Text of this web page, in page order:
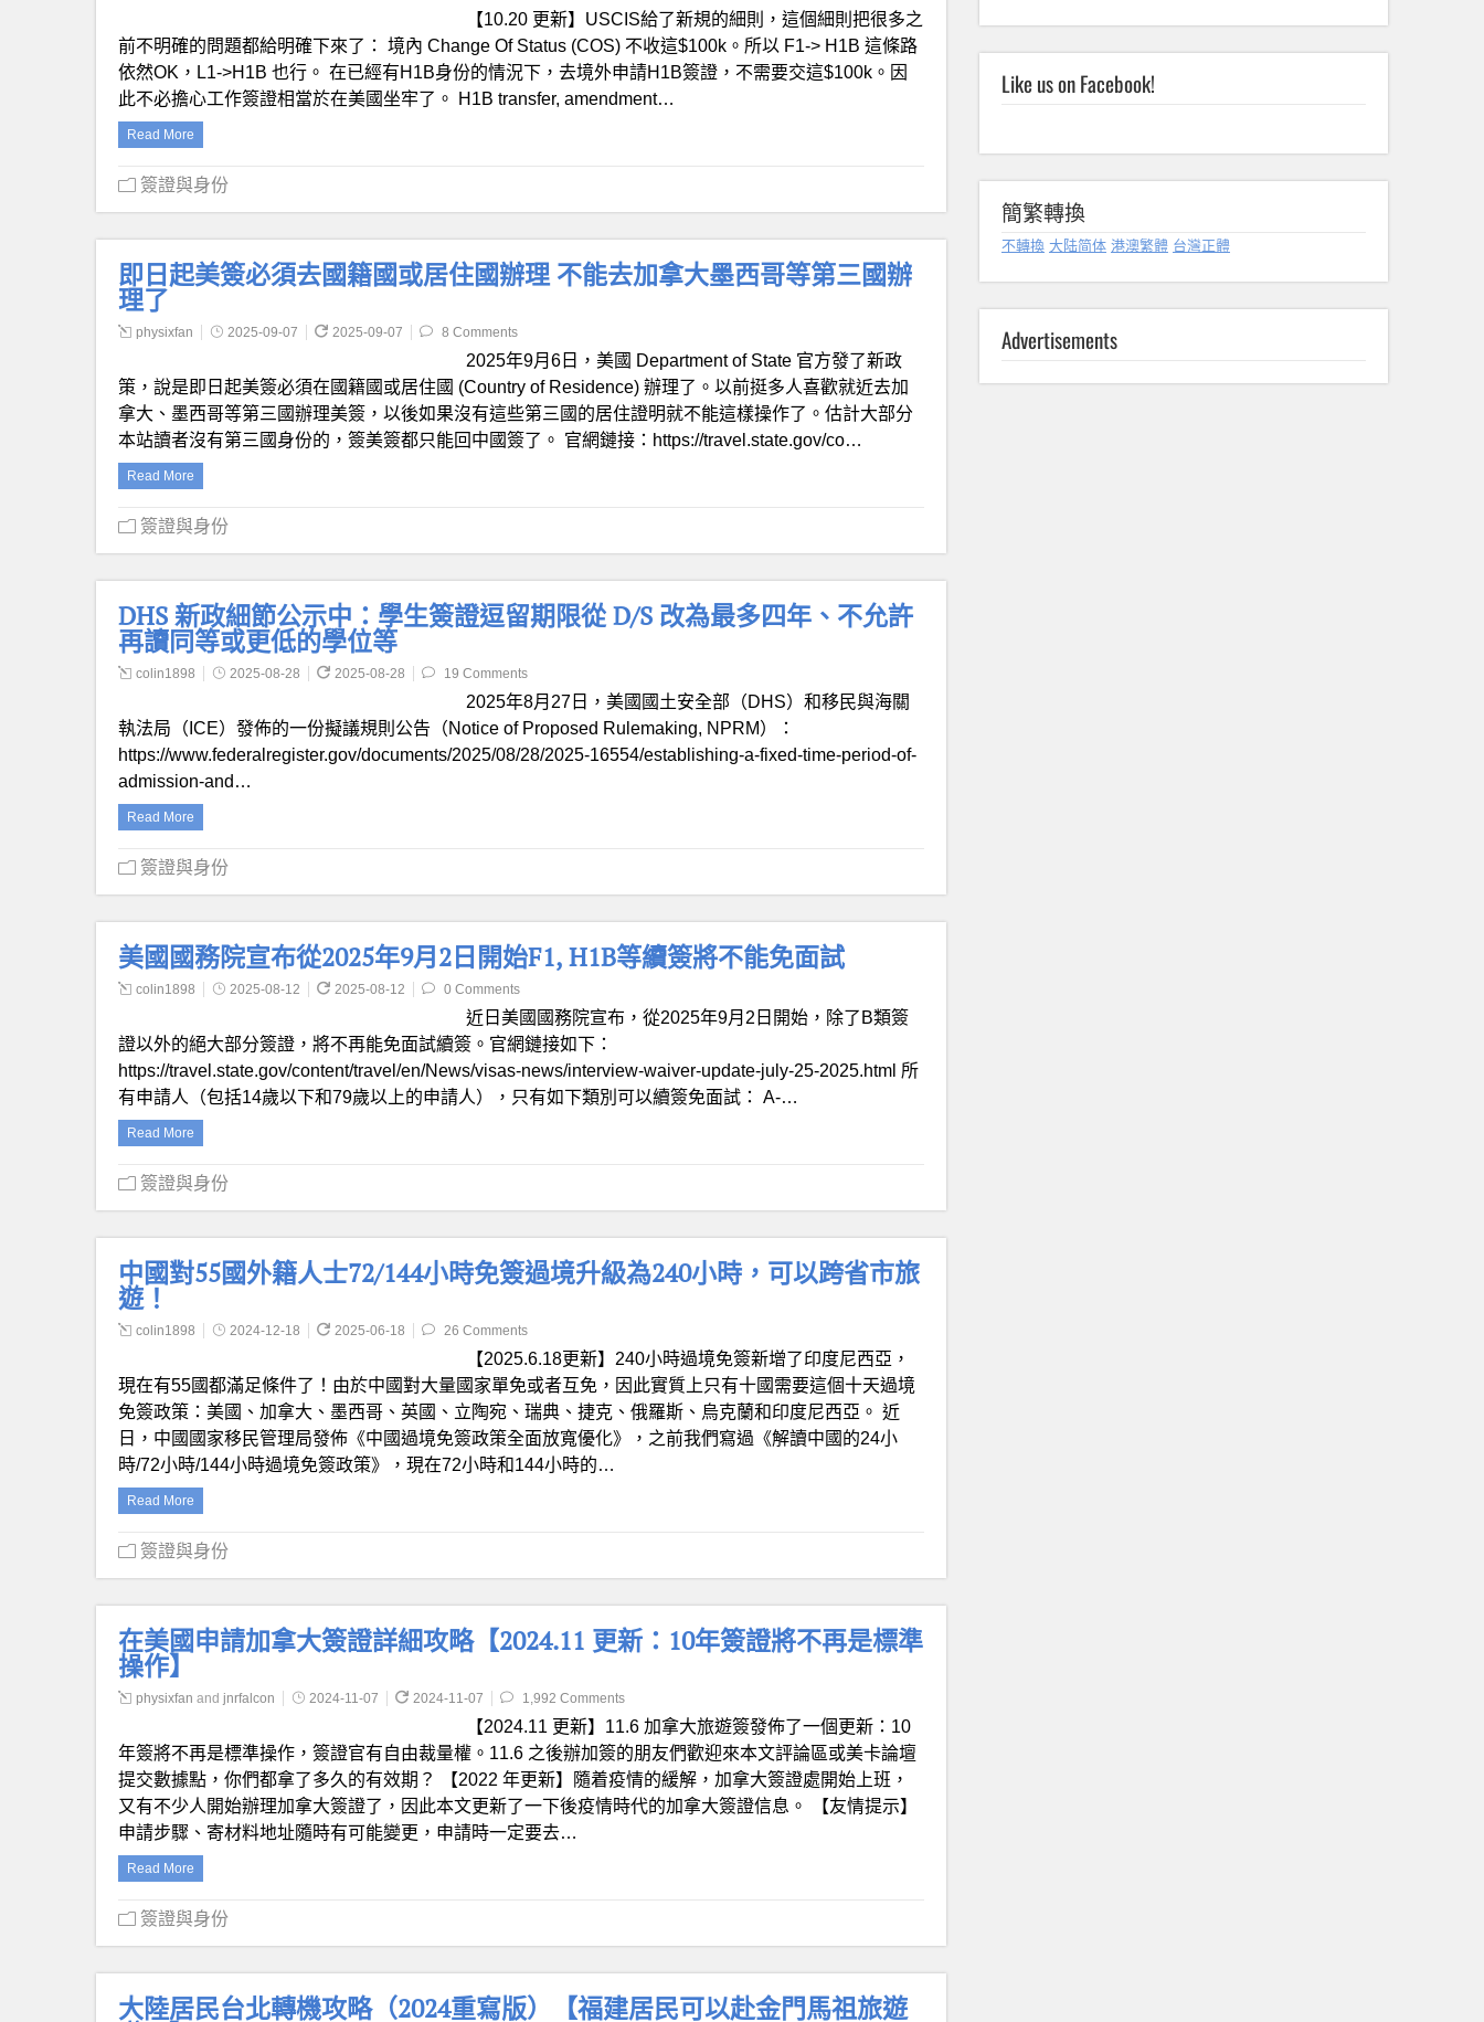
【10.20 更新】USCIS給了新規的細則，這個細則把很多之
前不明確的問題都給明確下來了： 境內 Change Of Status (COS) 不收這$100k。所以 F1-> H1B 這條路
依然OK，L1->H1B 也行。 在已經有H1B身份的情況下，去境外申請H1B簽證，不需要交這$100k。因
此不必擔心工作簽證相當於在美國坐牢了。 H1B transfer, amendment…
Read More
簽證與身份
即日起美簽必須去國籍國或居住國辦理 不能去加拿大墨西哥等第三國辦
理了
physixfan 2025-09-07 2025-09-07 8 Comments
2025年9月6日，美國 Department of State 官方發了新政
策，說是即日起美簽必須在國籍國或居住國 (Country of Residence) 辦理了。以前挺多人喜歡就近去加
拿大、墨西哥等第三國辦理美簽，以後如果沒有這些第三國的居住證明就不能這樣操作了。估計大部分
本站讀者沒有第三國身份的，簽美簽都只能回中國簽了。 官網鏈接：https://travel.state.gov/co…
Read More
簽證與身份
DHS 新政細節公示中：學生簽證逗留期限從 D/S 改為最多四年、不允許
再讀同等或更低的學位等
colin1898 2025-08-28 2025-08-28 19 Comments
2025年8月27日，美國國土安全部（DHS）和移民與海關
執法局（ICE）發佈的一份擬議規則公告（Notice of Proposed Rulemaking, NPRM）：
https://www.federalregister.gov/documents/2025/08/28/2025-16554/establishing-a-fixed-time-period-of-
admission-and…
Read More
簽證與身份
美國國務院宣布從2025年9月2日開始F1, H1B等續簽將不能免面試
colin1898 2025-08-12 2025-08-12 0 Comments
近日美國國務院宣布，從2025年9月2日開始，除了B類簽
證以外的絕大部分簽證，將不再能免面試續簽。官網鏈接如下：
https://travel.state.gov/content/travel/en/News/visas-news/interview-waiver-update-july-25-2025.html 所
有申請人（包括14歲以下和79歲以上的申請人），只有如下類別可以續簽免面試： A-…
Read More
簽證與身份
中國對55國外籍人士72/144小時免簽過境升級為240小時，可以跨省市旅
遊！
colin1898 2024-12-18 2025-06-18 26 Comments
【2025.6.18更新】240小時過境免簽新增了印度尼西亞，
現在有55國都滿足條件了！由於中國對大量國家單免或者互免，因此實質上只有十國需要這個十天過境
免簽政策：美國、加拿大、墨西哥、英國、立陶宛、瑞典、捷克、俄羅斯、烏克蘭和印度尼西亞。 近
日，中國國家移民管理局發佈《中國過境免簽政策全面放寬優化》，之前我們寫過《解讀中國的24小
時/72小時/144小時過境免簽政策》，現在72小時和144小時的…
Read More
簽證與身份
在美國申請加拿大簽證詳細攻略【2024.11 更新：10年簽證將不再是標準
操作】
physixfan and jnrfalcon 2024-11-07 2024-11-07 1,992 Comments
【2024.11 更新】11.6 加拿大旅遊簽發佈了一個更新：10
年簽將不再是標準操作，簽證官有自由裁量權。11.6 之後辦加簽的朋友們歡迎來本文評論區或美卡論壇
提交數據點，你們都拿了多久的有效期？ 【2022 年更新】隨着疫情的緩解，加拿大簽證處開始上班，
又有不少人開始辦理加拿大簽證了，因此本文更新了一下後疫情時代的加拿大簽證信息。 【友情提示】
申請步驟、寄材料地址隨時有可能變更，申請時一定要去…
Read More
簽證與身份
大陸居民台北轉機攻略（2024重寫版）【福建居民可以赴金門馬祖旅遊
Like us on Facebook!
簡繁轉換
不轉換 大陆简体 港澳繁體 台灣正體
Advertisements